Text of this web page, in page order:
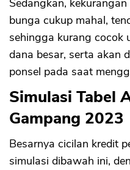
Sedangkan,
bunga cukup mahal,
sehingga kurang cocok
dana besar, serta akan
ponsel pada saat
Simulasi Tabel
Gampang 2023
Besarnya cicilan kredit
simulasi dibawah ini,